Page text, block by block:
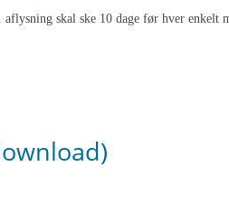
skal ske 10 dage før hver enkelt